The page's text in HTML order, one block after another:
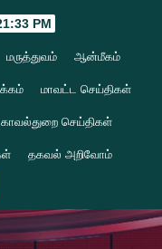
PM
மருத்துவம் ஆன்மீகம்
மாவட்ட செய்திகள்
காவல்துறை செய்திகள்
தகவல் அறிவோம்